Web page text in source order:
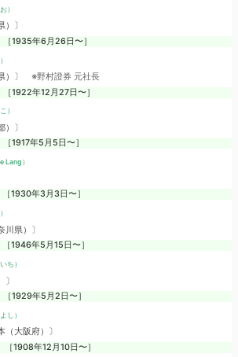
）
）〕
［1935年6月26日〜］
）〕 ※野村證券 元社長
［1922年12月27日〜］
）
）〕
［1917年5月5日〜］
Lang）
1930年3月3日〜］
川県）〕
1946年5月15日〜］
ち）
〕
［1929年5月2日〜］
し）
（大阪府）〕
［1908年12月10日〜］